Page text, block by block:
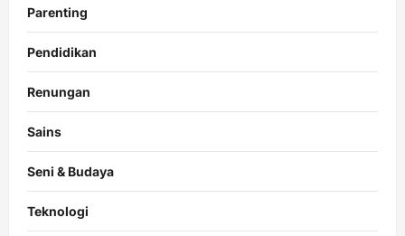
Parenting
Pendidikan
Renungan
Sains
Seni & Budaya
Teknologi